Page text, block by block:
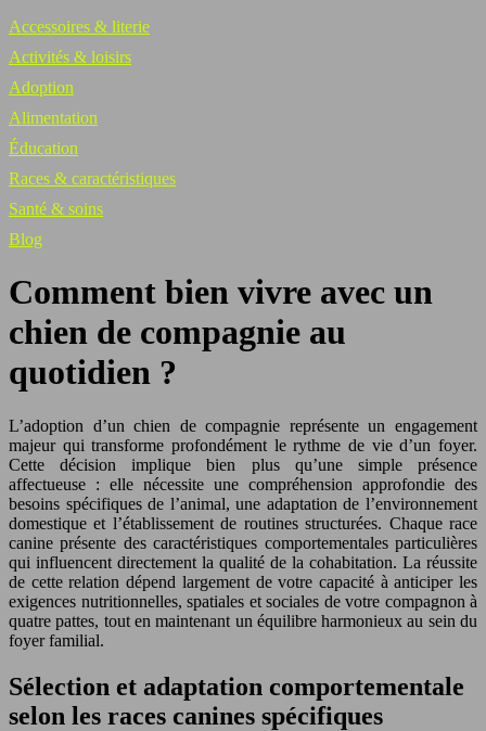
Accessoires & literie
Activités & loisirs
Adoption
Alimentation
Éducation
Races & caractéristiques
Santé & soins
Blog
Comment bien vivre avec un
chien de compagnie au
quotidien ?
L’adoption d’un chien de compagnie représente un engagement
majeur qui transforme profondément le rythme de vie d’un foyer.
Cette décision implique bien plus qu’une simple présence
affectueuse : elle nécessite une compréhension approfondie des
besoins spécifiques de l’animal, une adaptation de l’environnement
domestique et l’établissement de routines structurées. Chaque race
canine présente des caractéristiques comportementales particulières
qui influencent directement la qualité de la cohabitation. La réussite
de cette relation dépend largement de votre capacité à anticiper les
exigences nutritionnelles, spatiales et sociales de votre compagnon à
quatre pattes, tout en maintenant un équilibre harmonieux au sein du
foyer familial.
Sélection et adaptation comportementale
selon les races canines spécifiques